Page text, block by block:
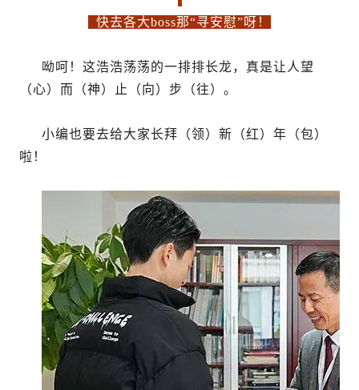
快去各大boss那“寻安慰”呀！
呦呵！这浩浩荡荡的一排排长龙，真是让人望
（心）而（神）止（向）步（往）。
小编也要去给大家长拜（领）新（红）年（包）
啦！